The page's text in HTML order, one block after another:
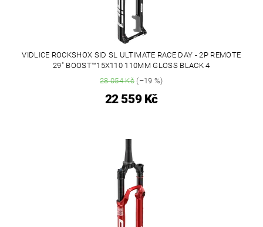
VIDLICE ROCKSHOX SID SL ULTIMATE RACE DAY - 2P REMOTE
29" BOOST™15X110 110MM GLOSS BLACK 4
28 054 Kč(–19 %)
22 559 Kč